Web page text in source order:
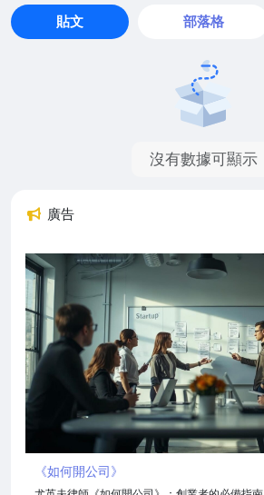
貼文 部落格
沒有數據可顯示
廣告
《如何開公司》